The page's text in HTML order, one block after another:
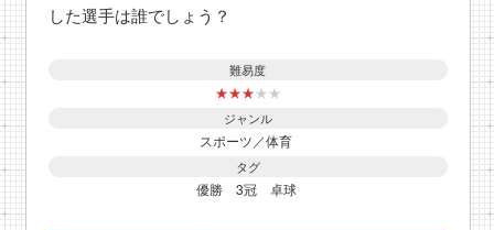
した選手は誰でしょう？
難易度
★★★★ ★
ジャンル
スポーツ／体育
タグ
優勝 3冠 卓球